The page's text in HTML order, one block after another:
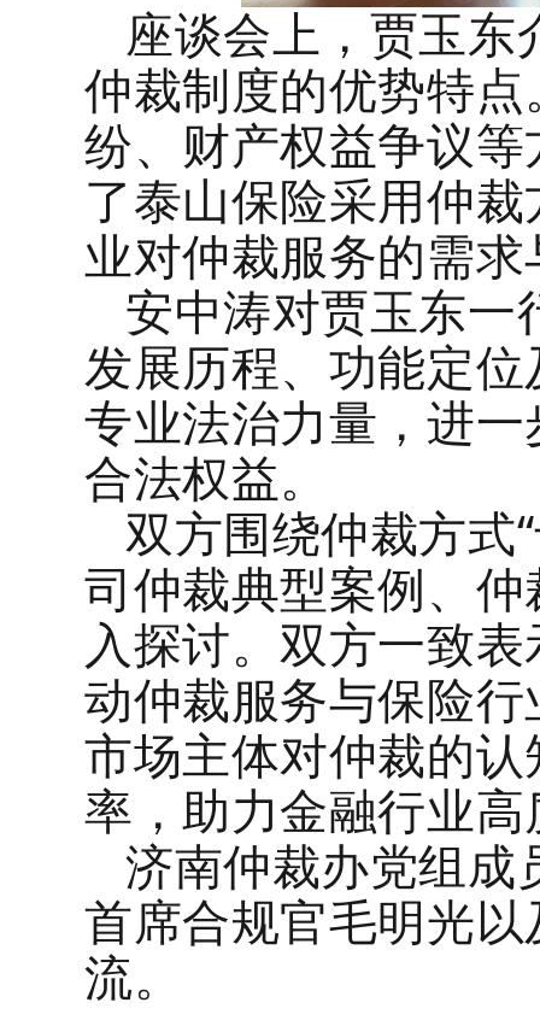
座谈会上，贾玉东
仲裁制度的优势特
纷、财产权益争议
了泰山保险采用仲
业对仲裁服务的需
安中涛对贾玉东一
发展历程、 功能定
专业法治力量，进
合法权益。
双方围绕仲裁方式
司仲裁典型案例、
入探讨。双方一致
动仲裁服务与保险
市场主体对仲裁的
率，助力金融行业
济南仲裁办党组成
首席合规官毛明光
流。